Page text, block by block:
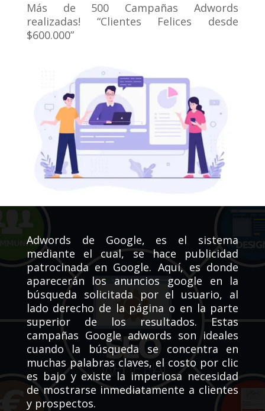
Más de 500 Campañas Adwords
realizadas! “Clientes Felices desde
$600.000”
Adwords de Google, es el sistema
mediante el cual, se hace publicidad
patrocinada en Google. Aquí, es donde
aparecerán los anuncios google en la
búsqueda solicitada por el usuario, al
lado derecho de la página o en la parte
superior de los resultados. Estas
campañas Google adwords son ideales
cuando la búsqueda se concentra en
muchas palabras claves, el costo por clic
es bajo y existe la imperiosa necesidad
de mostrarse inmediatamente a clientes
y prospectos.